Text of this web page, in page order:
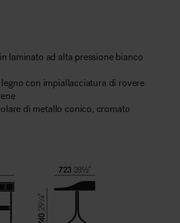
laminato ad alta pressione bianco
con impiallacciatura di rovere
di metallo conico, cromato